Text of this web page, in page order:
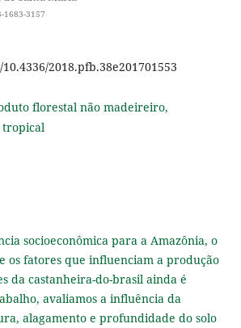
1683-3157
2018.pfb.38e201701553
florestal não madeireiro,
tropical
socioeconômica para a Amazônia, o
os fatores que influenciam a produção
da castanheira-do-brasil ainda é
avaliamos a influência da
alagamento e profundidade do solo